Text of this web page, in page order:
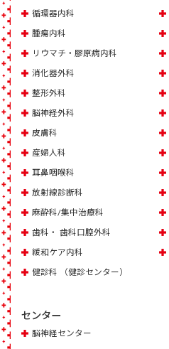
循環器内科
腫瘍内科
リウマチ・膠原病内科
消化器外科
整形外科
脳神経外科
皮膚科
産婦人科
耳鼻咽喉科
放射線診断科
麻酔科/集中治療科
歯科・ 歯科口腔外科
緩和ケア内科
健診科 （健診センター）
センター
脳神経センター